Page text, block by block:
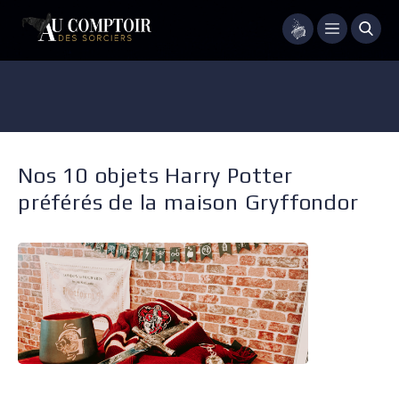
Menu
Nos 10 objets Harry Potter
préférés de la maison Gryffondor